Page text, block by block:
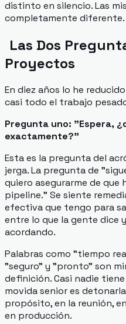
distinto en silencio. Las
completamente diferente.
Las Dos
Proyectos
En diez años lo he
casi todo el trabajo
Pregunta uno: "Espera,
exactamente?"
Esta es la pregunta del
jerga. La pregunta de
quiero asegurarme de que
pipeline." Se siente
efectiva que tengo para
entre lo que la gente dice
acordando.
Palabras como "tiempo
"seguro" y "pronto" son
definición. Casi nadie
movida senior es
propósito, en la reunión,
en producción.